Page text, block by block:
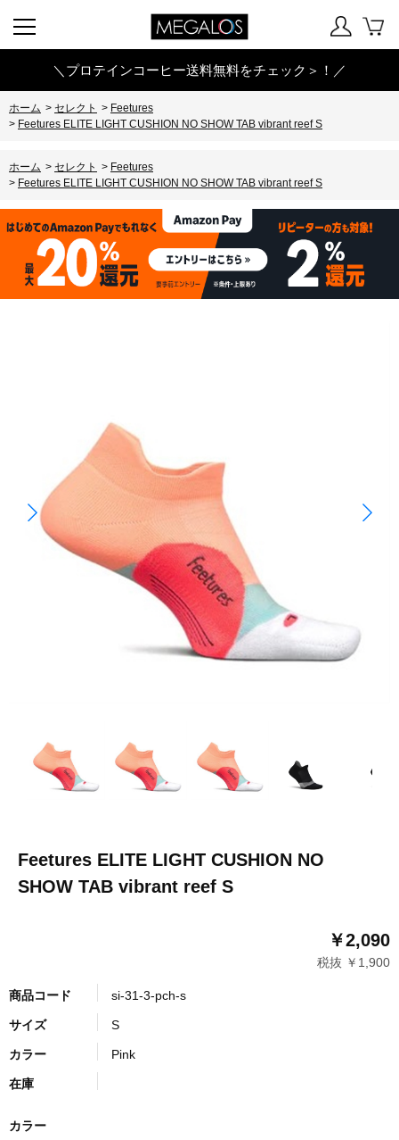
＼プロテインコーヒー送料無料をチェック＞！／
ホーム > セレクト > Feetures
> Feetures ELITE LIGHT CUSHION NO SHOW TAB vibrant reef S
Feetures ELITE LIGHT CUSHION NO
SHOW TAB vibrant reef S
￥2,090
税抜 ￥1,900
商品コード si-31-3-pch-s
サイズ S
カラー Pink
在庫
カラー
ホーム > セレクト > Feetures
> Feetures ELITE LIGHT CUSHION NO SHOW TAB vibrant reef S